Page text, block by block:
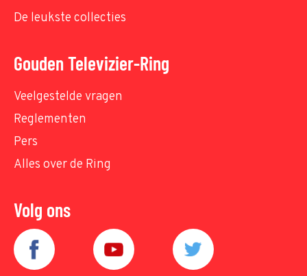
De leukste collecties
Gouden Televizier-Ring
Veelgestelde vragen
Reglementen
Pers
Alles over de Ring
Volg ons